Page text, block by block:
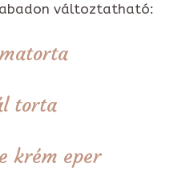
változtatható:
torta
krém eper